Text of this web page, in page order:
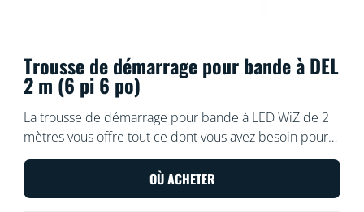
Trousse de démarrage pour bande à DEL
2 m (6 pi 6 po)
La trousse de démarrage pour bande à LED WiZ de 2
mètres vous offre tout ce dont vous avez besoin pour
bénéficier d’un éclairage intelligent et coloré. Coupez
la bande flexible à la taille voulue pour ajouter un
éclairage indirect et linéaire à n’importe quel espace.
OÙ ACHETER